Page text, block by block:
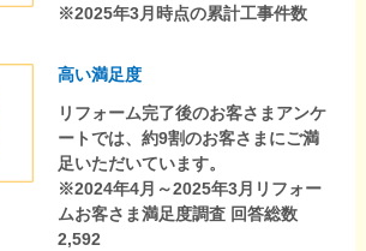
※2025年3月時点の累計工事件数
高い満足度
リフォーム完了後のお客さまアンケ
ートでは、約9割のお客さまにご満
足いただいています。
※2024年4月～2025年3月リフォー
ムお客さま満足度調査 回答総数
2,592